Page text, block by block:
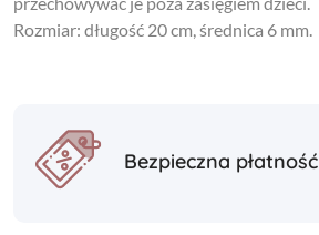
Rozmiar: długość 20 cm, średnica 6 mm.
Bezpieczna płatność